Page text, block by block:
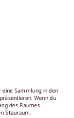
Sammlung in den
Wenn du
des Raumes.
Stauraum.